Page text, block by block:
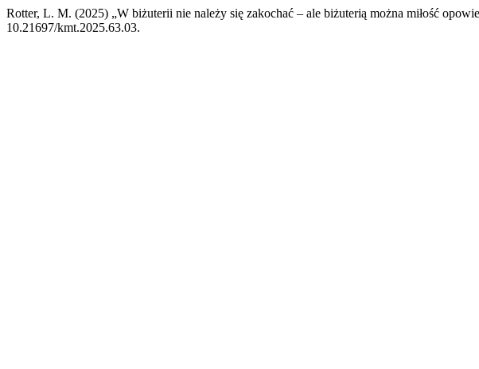
Rotter, L. M. (2025) „W biżuterii nie należy się zakochać – ale biżuterią można miłość
10.21697/kmt.2025.63.03.